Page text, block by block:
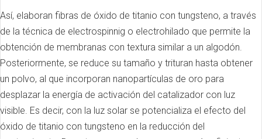
Así, elaboran fibras de óxido de titanio con tungsteno, a través
de la técnica de electrospinnig o electrohilado que permite la
obtención de membranas con textura similar a un algodón.
Posteriormente, se reduce su tamaño y trituran hasta obtener
un polvo, al que incorporan nanopartículas de oro para
desplazar la energía de activación del catalizador con luz
visible. Es decir, con la luz solar se potencializa el efecto del
óxido de titanio con tungsteno en la reducción del